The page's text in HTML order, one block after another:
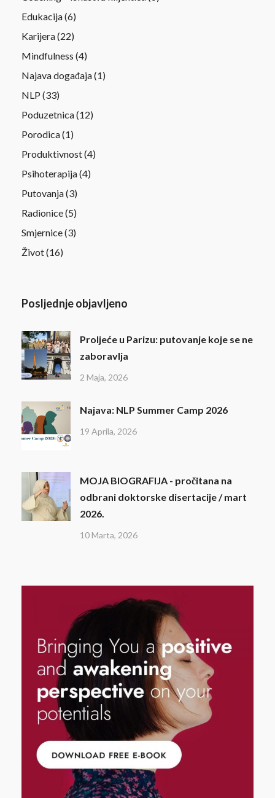
Edukacija(6)
Karijera(22)
Mindfulness (4)
Najava događaja(1)
NLP (33)
Poduzetnica(12)
Porodica(1)
Produktivnost(4)
Psihoterapija(4)
Putovanja(3)
Radionice(5)
Smjernice(3)
Život(16)
Posljednje objavljeno
Proljeće u Parizu: putovanje koje se ne
zaboravlja
2 Maja, 2026
Najava: NLP Summer Camp 2026
19 Aprila, 2026
MOJA BIOGRAFIJA - pročitana na
odbrani doktorske disertacije / mart
2026.
10 Marta, 2026